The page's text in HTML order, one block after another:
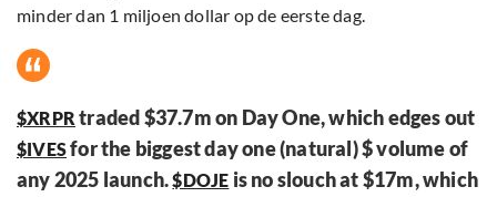
minder dan 1 miljoen dollar op de eerste dag.
$XRPR traded $37.7m on Day One, which edges out
$IVESfor the biggest day one (natural) $ volume of
any 2025 launch.$DOJE is no slouch at $17m, which